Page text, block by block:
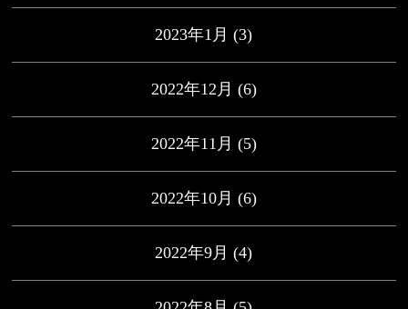
2023年1月 (3)
2022年12月 (6)
2022年11月 (5)
2022年10月 (6)
2022年9月 (4)